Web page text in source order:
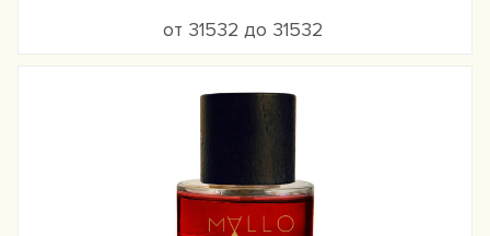
от 31532 до 31532